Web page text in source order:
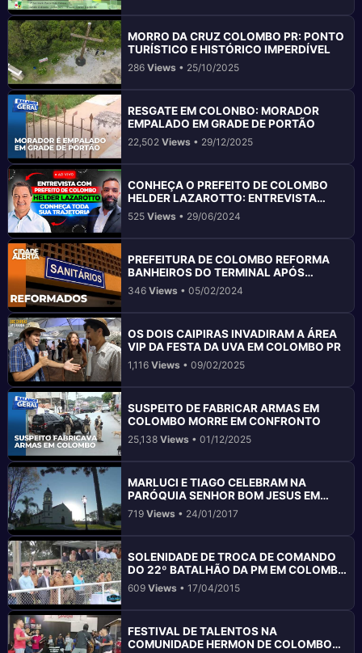
MORRO DA CRUZ COLOMBO PR: PONTO
TURÍSTICO E HISTÓRICO IMPERDÍVEL
286Views • 25/10/2025
RESGATE EM COLONBO: MORADOR
EMPALADO EM GRADE DE PORTÃO
22,502Views • 29/12/2025
CONHEÇA O PREFEITO DE COLOMBO
HELDER LAZAROTTO: ENTREVISTA
COMPLETA E INFORMATIVA
525Views • 29/06/2024
PREFEITURA DE COLOMBO REFORMA
BANHEIROS DO TERMINAL APÓS
RECLAMAÇÕES DOS MORADORES
346Views • 05/02/2024
OS DOIS CAIPIRAS INVADIRAM A ÁREA
VIP DA FESTA DA UVA EM COLOMBO PR
1,116Views • 09/02/2025
SUSPEITO DE FABRICAR ARMAS EM
COLOMBO MORRE EM CONFRONTO
25,138Views • 01/12/2025
MARLUCI E TIAGO CELEBRAM NA
PARÓQUIA SENHOR BOM JESUS EM
COLOMBO PR
719Views • 24/01/2017
SOLENIDADE DE TROCA DE COMANDO
DO 22º BATALHÃO DA PM EM COLOMBO
PR
609Views • 17/04/2015
FESTIVAL DE TALENTOS NA
COMUNIDADE HERMON DE COLOMBO